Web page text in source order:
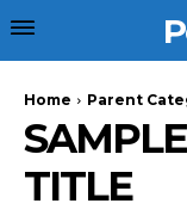
Home Parent
TITLE